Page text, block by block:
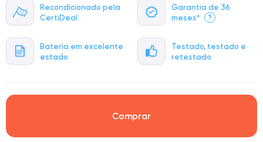
Recondicionado pela
CertiDeal
Garantia de 36
meses*
?
Bateria em excelente
estado
Testado, testado e
retestado
Comprar